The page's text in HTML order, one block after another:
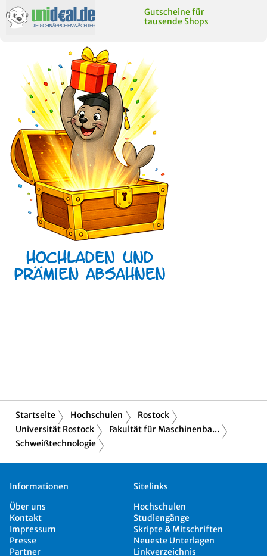
Gutscheine für
tausende Shops
Startseite Hochschulen
Rostock
Universität Rostock
Fakultät für Maschinenba...
Schweißtechnologie
Informationen
Über uns
Kontakt
Impressum
Presse
Partner
Sitelinks
Hochschulen
Studiengänge
Skripte & Mitschriften
Neueste Unterlagen
Linkverzeichnis